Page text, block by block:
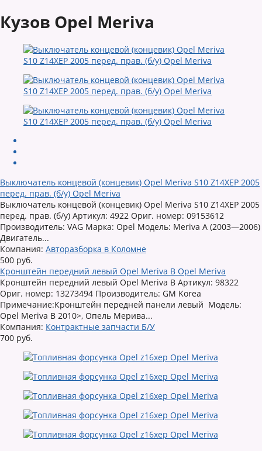
Кузов Opel Meriva
Выключатель концевой (концевик) Opel Meriva S10 Z14XEP 2005
перед. прав. (б/у) Opel Meriva
Выключатель концевой (концевик) Opel Meriva S10 Z14XEP 2005
перед. прав. (б/у) Артикул: 4922 Ориг. номер: 09153612
Производитель: VAG Марка: Opel Модель: Meriva A (2003—2006)
Двигатель...
Компания: Авторазборка в Коломне
500 руб.
Кронштейн передний левый Opel Meriva B Opel Meriva
Кронштейн передний левый Opel Meriva B Артикул: 98322
Ориг. номер: 13273494 Производитель: GM Korea
Примечание:Кронштейн передней панели левый Модель:
Opel Meriva B 2010>, Опель Мерива...
Компания: Контрактные запчасти Б/У
700 руб.